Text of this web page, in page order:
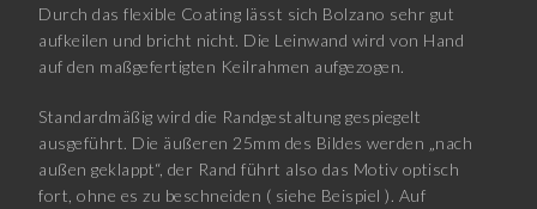
Durch das flexible Coating lässt sich Bolzano sehr gut
aufkeilen und bricht nicht. Die Leinwand wird von Hand
auf den maßgefertigten Keilrahmen aufgezogen.
Standardmäßig wird die Randgestaltung gespiegelt
ausgeführt. Die äußeren 25mm des Bildes werden „nach
außen geklappt“, der Rand führt also das Motiv optisch
fort, ohne es zu beschneiden ( siehe Beispiel ). Auf